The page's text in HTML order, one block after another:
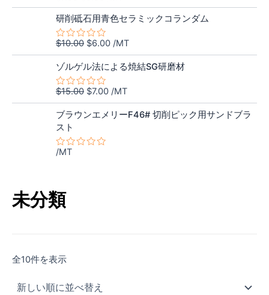
価
し
た。
で
す。
段
階
中
0
の
評
価
格
は
$7.50
で
し
た。
価
格
は
$5.80
で
す。
研削砥石用青色セラミックコランダム
5
段
階
中
0
の
評
価
$10.00
元
の
価
格
は
$10.00
で
し
た。
$6.00
現
在
の
価
格
$6.00
で
す。
/MT
ゾルゲル法による焼結SG研磨材
5
段
階
中
0
の
評
価
$15.00
元
の
価
格
は
で
$7.00
現
在
の
価
格
/MT
ブラウンエメリーF46# 切削ピック用サンドブラ
スト
5
の
評
/MT
未分類
全10件を表示新
順